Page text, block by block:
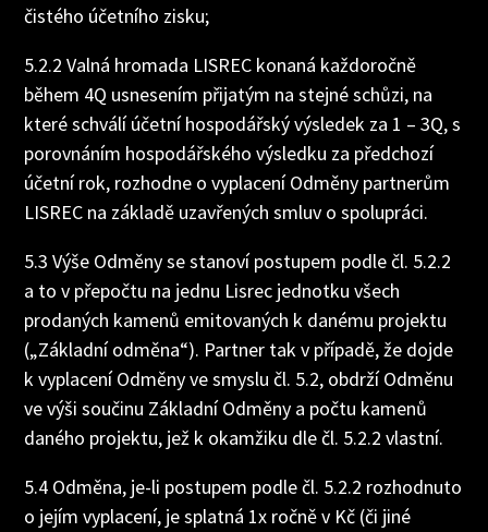
čistého účetního zisku;
5.2.2 Valná hromada LISREC konaná každoročně
během 4Q usnesením přijatým na stejné schůzi, na
které schválí účetní hospodářský výsledek za 1 – 3Q, s
porovnáním hospodářského výsledku za předchozí
účetní rok, rozhodne o vyplacení Odměny partnerům
LISREC na základě uzavřených smluv o spolupráci.
5.3 Výše Odměny se stanoví postupem podle čl. 5.2.2
a to v přepočtu na jednu Lisrec jednotku všech
prodaných kamenů emitovaných k danému projektu
(„Základní odměna“). Partner tak v případě, že dojde
k vyplacení Odměny ve smyslu čl. 5.2, obdrží Odměnu
ve výši součinu Základní Odměny a počtu kamenů
daného projektu, jež k okamžiku dle čl. 5.2.2 vlastní.
5.4 Odměna, je-li postupem podle čl. 5.2.2 rozhodnuto
o jejím vyplacení, je splatná 1x ročně v Kč (či jiné